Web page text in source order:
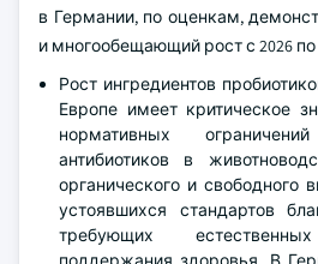
в Германии, по оценкам,
и многообещающий рост с 2026 по
Рост ингредиентов
Европе имеет критическое
нормативных
антибиотиков в
органического и свободного
устоявшихся стандартов
требующих